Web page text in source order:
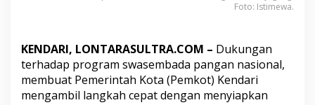
a
r
e
L
a
Foto: Istimewa.
KENDARI, LONTARASULTRA.COM – Dukungan
terhadap program swasembada pangan nasional,
membuat Pemerintah Kota (Pemkot) Kendari
mengambil langkah cepat dengan menyiapkan